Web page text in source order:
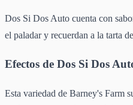
Dos Si Dos Auto cuenta con
el paladar y recuerdan a la tarta
Efectos de Dos Si Dos
Esta variedad de Barney's Farm